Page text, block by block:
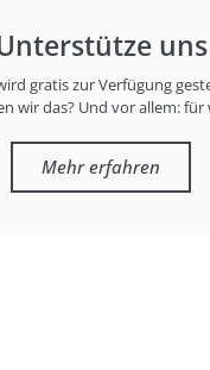
uns
gratis zur Verfügung
wir das? Und vor allem: für
Mehr erfahren